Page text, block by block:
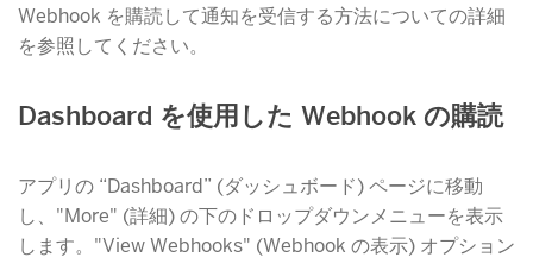
Webhook を購読して通知を受信する方法についての詳細
を参照してください。
Dashboard を使用した Webhook の購読
アプリの “Dashboard” (ダッシュボード) ページに移動
し、"More" (詳細) の下のドロップダウンメニューを表示
します。"View Webhooks" (Webhook の表示) オプション